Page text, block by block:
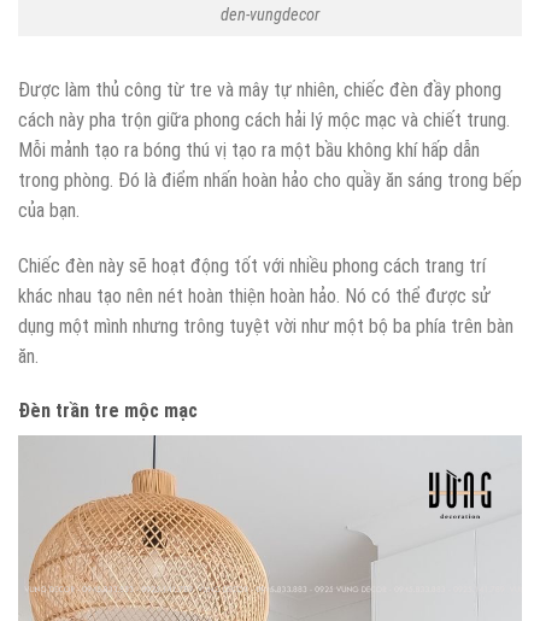
den-vungdecor
Được làm thủ công từ tre và mây tự nhiên, chiếc đèn đầy phong
cách này pha trộn giữa phong cách hải lý mộc mạc và chiết trung.
Mỗi mảnh tạo ra bóng thú vị tạo ra một bầu không khí hấp dẫn
trong phòng. Đó là điểm nhấn hoàn hảo cho quầy ăn sáng trong bếp
của bạn.
Chiếc đèn này sẽ hoạt động tốt với nhiều phong cách trang trí
khác nhau tạo nên nét hoàn thiện hoàn hảo. Nó có thể được sử
dụng một mình nhưng trông tuyệt vời như một bộ ba phía trên bàn
ăn.
Đèn trần tre mộc mạc